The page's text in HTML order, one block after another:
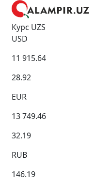
Курс UZS
USD
11 915.64
28.92
EUR
13 749.46
32.19
RUB
146.19